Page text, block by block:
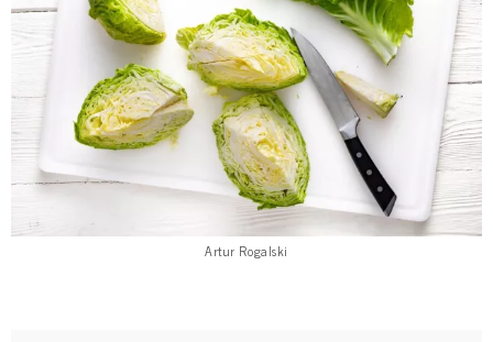
Artur Rogalski